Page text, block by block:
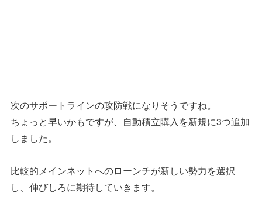
次のサポートラインの攻防戦になりそうですね。
ちょっと早いかもですが、自動積立購入を新規に3つ追加
しました。
比較的メインネットへのローンチが新しい勢力を選択
し、伸びしろに期待していきます。